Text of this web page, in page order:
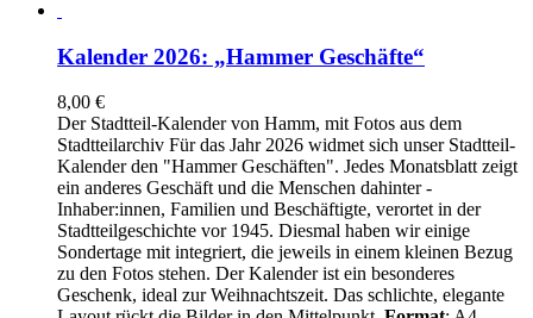
Kalender 2026: „Hammer Geschäfte“
8,00 €
Der Stadtteil-Kalender von Hamm, mit Fotos aus dem
Stadtteilarchiv Für das Jahr 2026 widmet sich unser Stadtteil-
Kalender den "Hammer Geschäften". Jedes Monatsblatt zeigt
ein anderes Geschäft und die Menschen dahinter -
Inhaber:innen, Familien und Beschäftigte, verortet in der
Stadtteilgeschichte vor 1945. Diesmal haben wir einige
Sondertage mit integriert, die jeweils in einem kleinen Bezug
zu den Fotos stehen. Der Kalender ist ein besonderes
Geschenk, ideal zur Weihnachtszeit. Das schlichte, elegante